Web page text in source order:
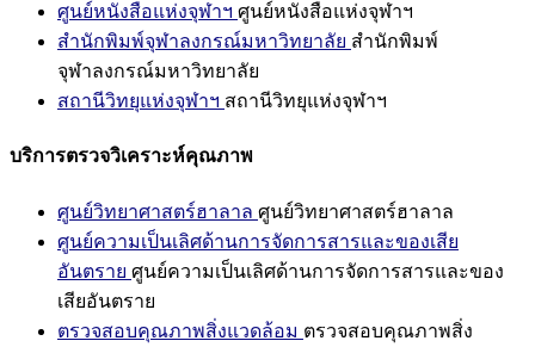
ศูนย์หนังสือแห่งจุฬาฯ ศูนย์หนังสือแห่งจุฬาฯ
สำนักพิมพ์จุฬาลงกรณ์มหาวิทยาลัย สำนักพิมพ์
จุฬาลงกรณ์มหาวิทยาลัย
สถานีวิทยุแห่งจุฬาฯ สถานีวิทยุแห่งจุฬาฯ
บริการตรวจวิเคราะห์คุณภาพ
ศูนย์วิทยาศาสตร์ฮาลาล ศูนย์วิทยาศาสตร์ฮาลาล
ศูนย์ความเป็นเลิศด้านการจัดการสารและของเสีย
อันตราย ศูนย์ความเป็นเลิศด้านการจัดการสารและของ
เสียอันตราย
ตรวจสอบคุณภาพสิ่งแวดล้อม ตรวจสอบคุณภาพสิ่ง